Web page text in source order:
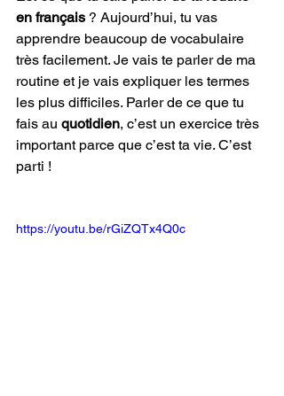
en français ? Aujourd’hui, tu vas
apprendre beaucoup de vocabulaire
très facilement. Je vais te parler de ma
routine et je vais expliquer les termes
les plus difficiles. Parler de ce que tu
fais au quotidien, c’est un exercice très
important parce que c’est ta vie. C’est
parti !
https://youtu.be/rGiZQTx4Q0c